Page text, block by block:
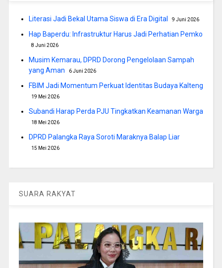
Literasi Jadi Bekal Utama Siswa di Era Digital 9 Juni 2026
Hap Baperdu: Infrastruktur Harus Jadi Perhatian Pemko
8 Juni 2026
Musim Kemarau, DPRD Dorong Pengelolaan Sampah
yang Aman
6 Juni 2026
FBIM Jadi Momentum Perkuat Identitas Budaya Kalteng
19 Mei 2026
Subandi Harap Perda PJU Tingkatkan Keamanan Warga
18 Mei 2026
DPRD Palangka Raya Soroti Maraknya Balap Liar
15 Mei 2026
SUARA RAKYAT